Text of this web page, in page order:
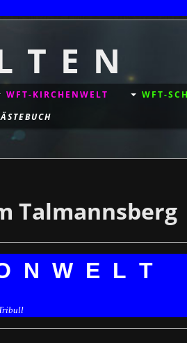
+++++ ©
T E N
WFT-KIRCHENWELT
WFT-
Talmannsberg
N W E L T